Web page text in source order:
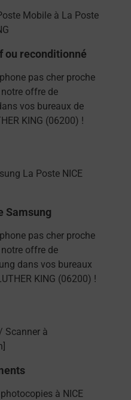
ou reconditionné
pas cher proche
offre de
vos bureaux de
KING (06200) !
Samsung
pas cher proche
offre de
dans vos bureaux
KING (06200) !
à NICE